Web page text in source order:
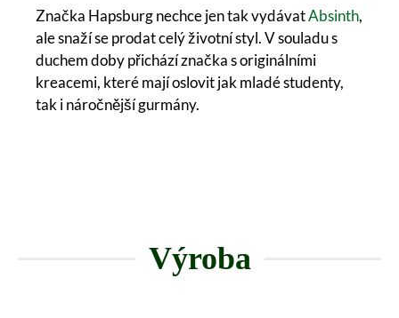
Značka Hapsburg nechce jen tak vydávatAbsinth,
ale snaží se prodat celý životní styl. V souladu s
duchem doby přichází značka s originálními
kreacemi, které mají oslovit jak mladé studenty,
tak i náročnější gurmány.
Výroba